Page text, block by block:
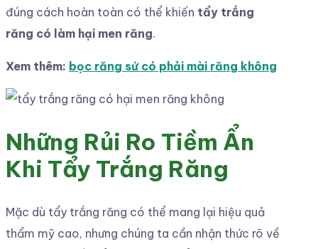
đúng cách hoàn toàn có thể khiến tẩy trắng
răng có làm hại men răng.
Xem thêm: bọc răng sứ có phải mài răng không
Những Rủi Ro Tiềm Ẩn
Khi Tẩy Trắng Răng
Mặc dù tẩy trắng răng có thể mang lại hiệu quả
thẩm mỹ cao, nhưng chúng ta cần nhận thức rõ về